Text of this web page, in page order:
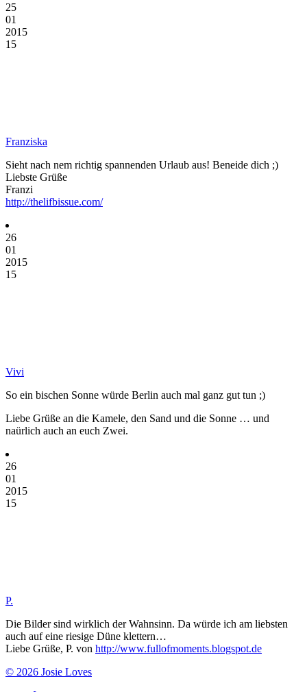
25
01
2015
15
Franziska
Sieht nach nem richtig spannenden Urlaub aus! Beneide dich ;)
Liebste Grüße
Franzi
http://thelifbissue.com/
26
01
2015
15
Vivi
So ein bischen Sonne würde Berlin auch mal ganz gut tun ;)
Liebe Grüße an die Kamele, den Sand und die Sonne … und
naürlich auch an euch Zwei.
26
01
2015
15
P.
Die Bilder sind wirklich der Wahnsinn. Da würde ich am liebsten
auch auf eine riesige Düne klettern…
Liebe Grüße, P. von http://www.fullofmoments.blogspot.de
© 2026 Josie Loves